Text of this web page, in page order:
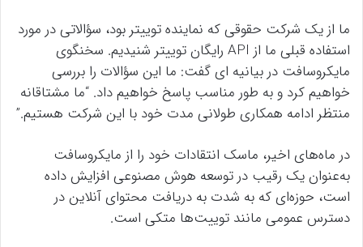
ما از یک شرکت حقوقی که نماینده توییتر بود، سؤالاتی در مورد
استفاده قبلی ما از API رایگان توییتر شنیدیم. سخنگوی
مایکروسافت در بیانیه ای گفت: ما این سؤالات را بررسی
خواهیم کرد و به طور مناسب پاسخ خواهیم داد. “ما مشتاقانه
منتظر ادامه همکاری طولانی مدت خود با این شرکت هستیم.”
در ماه‌های اخیر، ماسک انتقادات خود را از مایکروسافت
به‌عنوان یک رقیب در توسعه هوش مصنوعی افزایش داده
است، حوزه‌ای که به شدت به دریافت محتوای آنلاین در
دسترس عمومی مانند توییت‌ها متکی است.